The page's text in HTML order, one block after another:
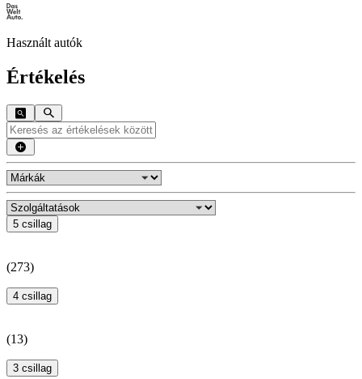
Használt autók
Értékelés
5 csillag
(273)
4 csillag
(13)
3 csillag